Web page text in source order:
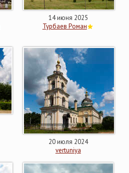
14 июня 2025
Турбаев Роман
20 июля 2024
vertuniya